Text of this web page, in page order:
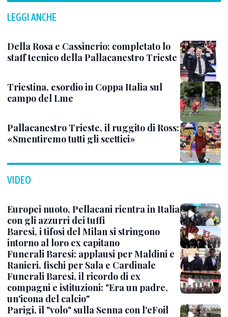
LEGGI ANCHE
Della Rosa e Cassinerio: completato lo
staff tecnico della Pallacanestro Trieste
Triestina, esordio in Coppa Italia sul
campo del Lme
Pallacanestro Trieste, il ruggito di Ross:
«Smentiremo tutti gli scettici»
VIDEO
Europei nuoto, Pellacani rientra in Italia
con gli azzurri dei tuffi
Baresi, i tifosi del Milan si stringono
intorno al loro ex capitano
Funerali Baresi: applausi per Maldini e
Ranieri, fischi per Sala e Cardinale
Funerali Baresi, il ricordo di ex
compagni e istituzioni: "Era un padre,
un'icona del calcio"
Parigi, il "volo" sulla Senna con l'eFoil